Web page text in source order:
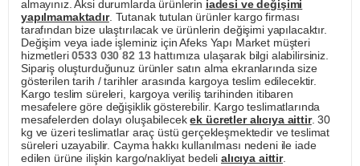
almayınız. Aksi durumlarda ürünlerin iadesi ve değişimi
yapılmamaktadır. Tutanak tutulan ürünler kargo firması
tarafından bize ulaştırılacak ve ürünlerin değişimi yapılacaktır.
Değişim veya iade işleminiz için Afeks Yapı Market müşteri
hizmetleri0533 030 82 13hattımıza ulaşarak bilgi alabilirsiniz.
Sipariş oluşturduğunuz ürünler satın alma ekranlarında size
gösterilen tarih / tarihler arasında kargoya teslim edilecektir.
Kargo teslim süreleri, kargoya veriliş tarihinden itibaren
mesafelere göre değişiklik gösterebilir. Kargo teslimatlarında
mesafelerden dolayı oluşabilecekek ücretler alıcıya aittir. 30
kg ve üzeri teslimatlar araç üstü gerçekleşmektedir ve teslimat
süreleri uzayabilir. Cayma hakkı kullanılması nedeni ile iade
edilen ürüne ilişkin kargo/nakliyat bedeli alıcıya aittir.